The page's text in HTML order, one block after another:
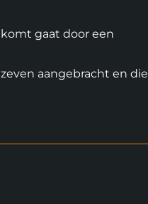
gaat door een
aangebracht en die